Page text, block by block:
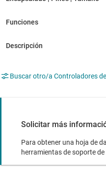
Buscar otro/a Controladores
Solicitar más
Para obtener una hoja de
herramientas de soporte de